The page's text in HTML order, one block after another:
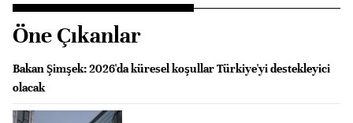
Öne Çıkanlar
Bakan Şimşek: 2026'da küresel koşullar Türkiye'yi destekleyici
olacak